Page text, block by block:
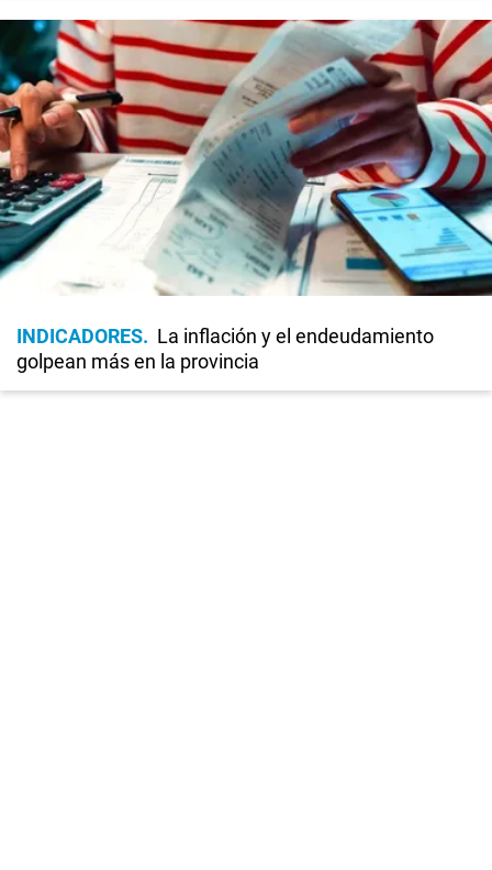
INDICADORES
La inflación y el endeudamiento
golpean más en la provincia